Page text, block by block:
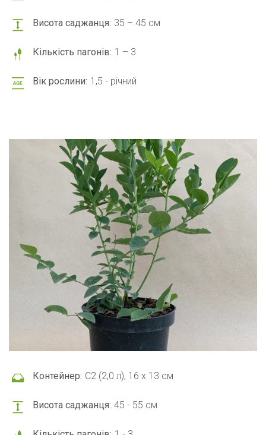
Висота саджанця: 35 – 45 см
Кількість пагонів: 1 – 3
Вік рослини: 1,5 - річний
Контейнер: С2 (2,0 л), 16 x 13 см
Висота саджанця: 45 - 55 см